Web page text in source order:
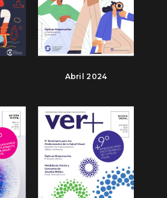
Abril 2024